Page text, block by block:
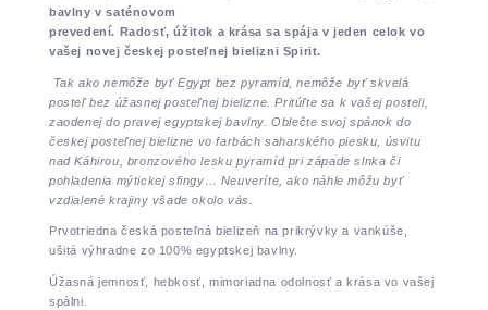
bavlny v saténovom
prevedení. Radosť, úžitok a krása sa spája v jeden celok vo
vašej novej českej posteľnej bielizni Spirit.
Tak ako nemôže byť Egypt bez pyramíd, nemôže byť skvelá
posteľ bez úžasnej posteľnej bielizne. Pritúľte sa k vašej posteli,
zaodenej do pravej egyptskej bavlny. Oblečte svoj spánok do
českej posteľnej bielizne vo farbách saharského piesku, úsvitu
nad Káhirou, bronzového lesku pyramíd pri západe slnka či
pohladenia mýtickej sfingy… Neuveríte, ako náhle môžu byť
vzdialené krajiny všade okolo vás.
Prvotriedna česká posteľná bielizeň na prikrývky a vankúše,
ušitá výhradne zo 100% egyptskej bavlny.
Úžasná jemnosť, hebkosť, mimoriadna odolnosť a krása vo vašej
spálni.